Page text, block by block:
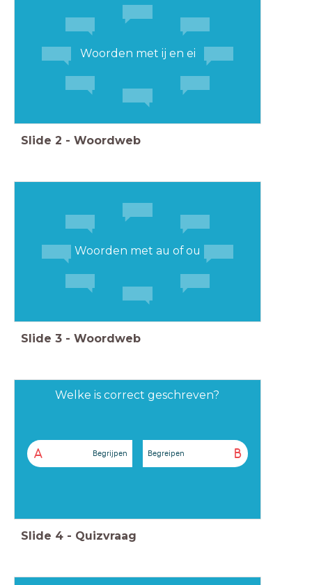
Woorden met ij en ei
Slide 2 - Woordweb
Woorden met au of ou
Slide 3 - Woordweb
Welke is correct geschreven?
A Begrijpen B
Begreipen
Slide 4 - Quizvraag